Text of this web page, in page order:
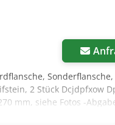
Sonderflansche,
2 Stück Dcjdpfxow
mm, siehe Fotos -